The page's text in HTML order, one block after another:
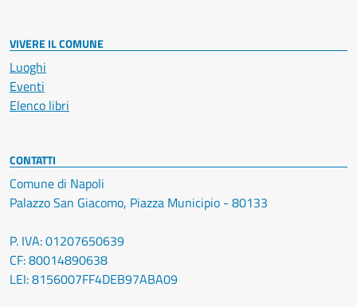
VIVERE IL COMUNE
Luoghi
Eventi
Elenco libri
CONTATTI
Comune di Napoli
Palazzo San Giacomo, Piazza Municipio - 80133
P. IVA: 01207650639
CF: 80014890638
LEI: 8156007FF4DEB97ABA09